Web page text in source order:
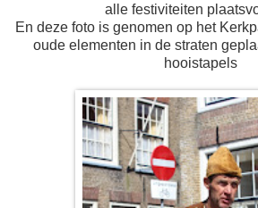
alle festiviteiten
En deze foto is genomen op het
oude elementen in de straten
hooistapels